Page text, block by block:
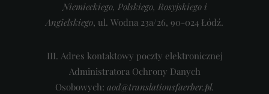
Niemieckiego, Polskiego, Rosyjskiego i
Angielskiego, ul. Wodna 23a/26, 90-024 Łódź.
III. Adres kontaktowy poczty elektronicznej
Administratora Ochrony Danych
Osobowych: aod@translationsfaerber.pl.